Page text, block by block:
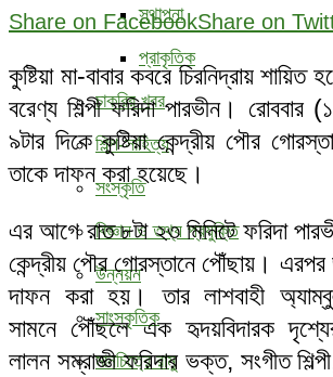
স্থাপনা
প্রাকৃতিক
চাকরির খবর
শিল্প-সাহিত্য
সংস্কৃতি
বিজ্ঞান ও তথ্য প্রযুক্তি
উন্নয়ন
সাংস্কৃতিক
মানচিত্রে রামু
Share on FacebookShare on
কুষ্টিয়া মা-বাবার কবরে চিরনিদ্রায়
বরেণ্য শিল্পী ফরিদা পারভীন। রোববার
৯টার দিকে কুষ্টিয়া কেন্দ্রীয় পৌর
তাকে দাফন করা হয়েছে।
এর আগে রাত ৮টা ২৩ মিনিটে ফরিদা
কেন্দ্রীয় পৌর গোরস্তানে পৌঁছায়। এরপর
দাফন করা হয়। তার লাশবাহী
সামনে পৌঁছলে এক হৃদয়বিদারক
লালন সম্রাজ্ঞী ফরিদার ভক্ত, সংগীত